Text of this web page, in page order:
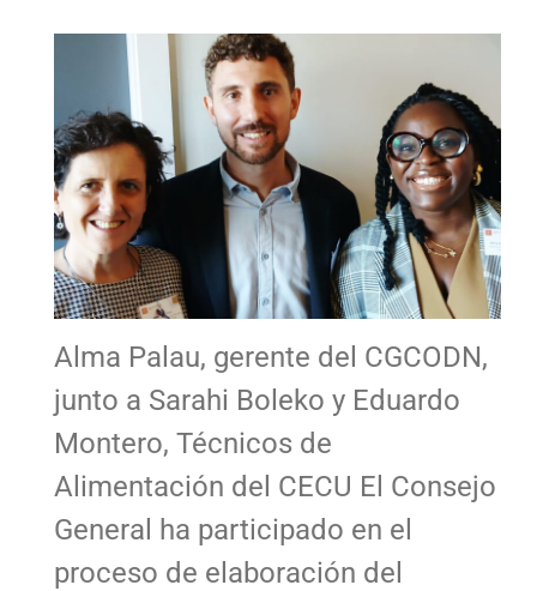
Alma Palau, gerente del CGCODN,
junto a Sarahi Boleko y Eduardo
Montero, Técnicos de
Alimentación del CECU El Consejo
General ha participado en el
proceso de elaboración del